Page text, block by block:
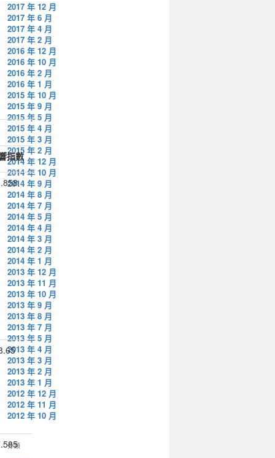
指數
2017 年 12 月
2017 年 6 月
2017 年 4 月
2017 年 2 月
2016 年 12 月
2016 年 10 月
2016 年 2 月
2016 年 1 月
2015 年 10 月
2015 年 9 月
2015 年 5 月
2015 年 4 月
2015 年 3 月
2015 年 2 月
2014 年 12 月
2014 年 10 月
2014 年 9 月
2014 年 8 月
2014 年 7 月
2014 年 5 月
2014 年 4 月
2014 年 3 月
2014 年 2 月
2014 年 1 月
2013 年 12 月
2013 年 11 月
2013 年 10 月
2013 年 9 月
2013 年 8 月
2013 年 7 月
2013 年 5 月
2013 年 4 月
2013 年 3 月
2013 年 2 月
2013 年 1 月
2012 年 12 月
2012 年 11 月
2012 年 10 月
分類